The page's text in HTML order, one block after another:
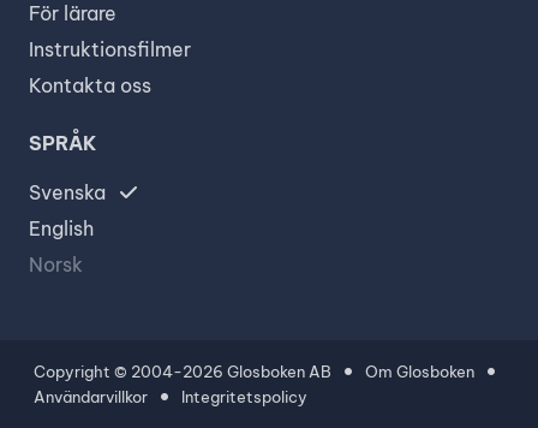
För lärare
Instruktionsfilmer
Kontakta oss
SPRÅK
Svenska
English
Norsk
Copyright © 2004-2026 Glosboken AB
Om Glosboken
Användarvillkor
Integritetspolicy